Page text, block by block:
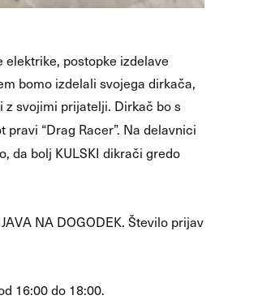
postopke izdelave
bomo izdelali svojega dirkača,
z svojimi prijatelji. Dirkač bo s
pravi “Drag Racer”. Na delavnici
da bolj KULSKI dikrači gredo
NA DOGODEK. Število prijav
16:00 do 18:00.